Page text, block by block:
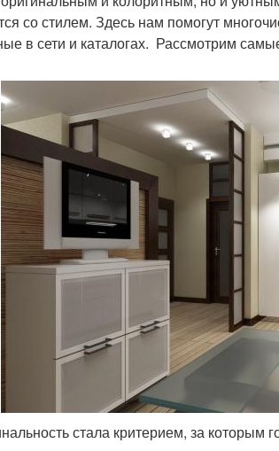
со стилем. Здесь нам помогут
в сети и каталогах. Рассмотрим
стала критерием, за которым